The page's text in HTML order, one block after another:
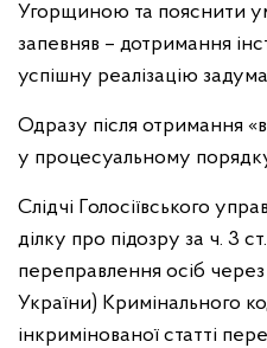
Угорщиною та пояснити
запевняв – дотримання
успішну реалізацію
Одразу після отримання
у процесуальному
Слідчі Голосіївського
ділку про підозру за ч. 3
переправлення осіб
України) Кримінального
інкримінованої статті